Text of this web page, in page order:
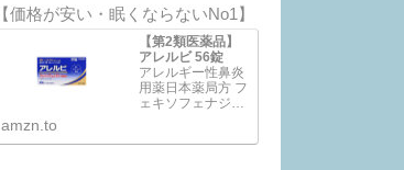
【価格が安い・眠くならないNo1】
【第2類医薬品】
アレルビ 56錠
アレルギー性鼻炎
用薬日本薬局方 フ
ェキソフェナジン
よる鼻みず、鼻づ
amzn.to